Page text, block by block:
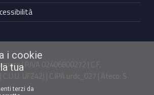
| P.IVA 02406800272 | C.F.
UFZ42J | C.IPA urdc_027 | Ateco: S
i cookie
tua
terzi da